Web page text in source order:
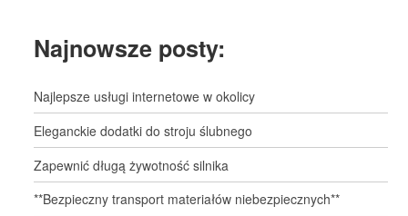
Najnowsze posty:
Najlepsze usługi internetowe w okolicy
Eleganckie dodatki do stroju ślubnego
Zapewnić długą żywotność silnika
**Bezpieczny transport materiałów niebezpiecznych**